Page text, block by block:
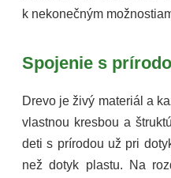
k nekonečným
Spojenie s
Drevo je živý materiál a
vlastnou kresbou a
deti s prírodou už pri
než dotyk plastu. Na